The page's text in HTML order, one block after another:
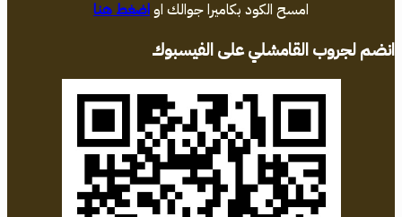
امسح الكود بكاميرا جوالك اواضغط هنا
انضم لجروب القامشلي على الفيسبوك